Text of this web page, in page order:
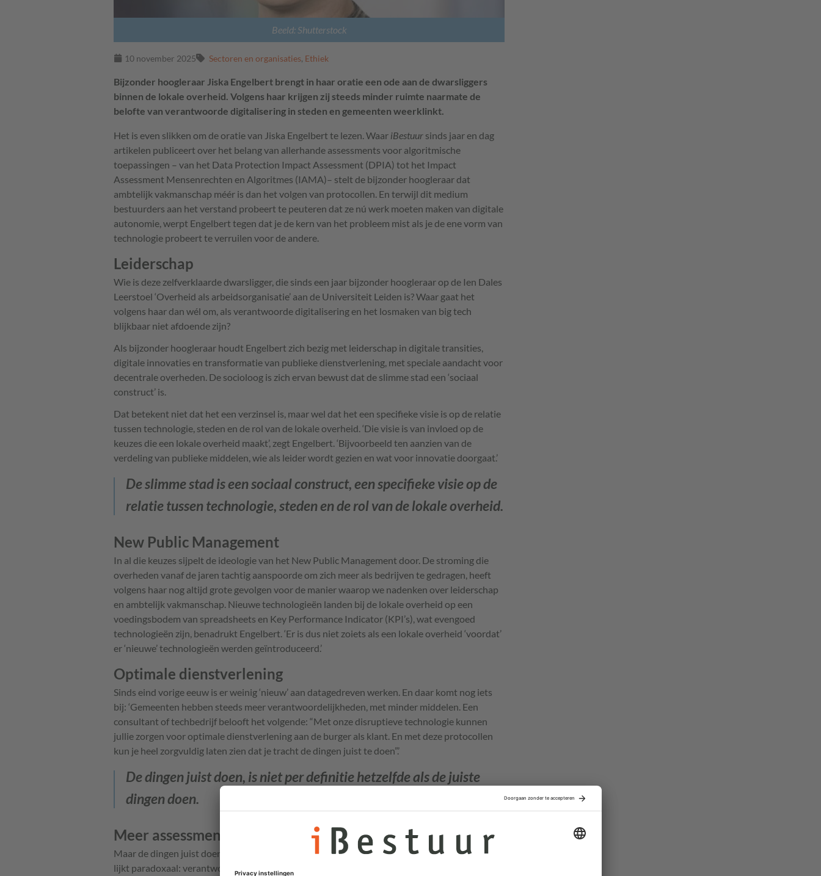
Beeld: Shutterstock
10 november 2025 Sectoren en organisaties, Ethiek
Bijzonder hoogleraar Jiska Engelbert brengt in haar oratie een ode aan de dwarsliggers
binnen de lokale overheid. Volgens haar krijgen zij steeds minder ruimte naarmate de
belofte van verantwoorde digitalisering in steden en gemeenten weerklinkt.
Het is even slikken om de oratie van Jiska Engelbert te lezen. Waar iBestuur sinds jaar en dag
artikelen publiceert over het belang van allerhande assessments voor algoritmische
toepassingen – van het Data Protection Impact Assessment (DPIA) tot het Impact
Assessment Mensenrechten en Algoritmes (IAMA)– stelt de bijzonder hoogleraar dat
ambtelijk vakmanschap méér is dan het volgen van protocollen. En terwijl dit medium
bestuurders aan het verstand probeert te peuteren dat ze nú werk moeten maken van digitale
autonomie, werpt Engelbert tegen dat je de kern van het probleem mist als je de ene vorm van
technologie probeert te verruilen voor de andere.
Leiderschap
Wie is deze zelfverklaarde dwarsligger, die sinds een jaar bijzonder hoogleraar op de Ien Dales
Leerstoel ‘Overheid als arbeidsorganisatie’ aan de Universiteit Leiden is? Waar gaat het
volgens haar dan wél om, als verantwoorde digitalisering en het losmaken van big tech
blijkbaar niet afdoende zijn?
Als bijzonder hoogleraar houdt Engelbert zich bezig met leiderschap in digitale transities,
digitale innovaties en transformatie van publieke dienstverlening, met speciale aandacht voor
decentrale overheden. De socioloog is zich ervan bewust dat de slimme stad een ‘sociaal
construct’ is.
Dat betekent niet dat het een verzinsel is, maar wel dat het een specifieke visie is op de relatie
tussen technologie, steden en de rol van de lokale overheid. ‘Die visie is van invloed op de
keuzes die een lokale overheid maakt’, zegt Engelbert. ‘Bijvoorbeeld ten aanzien van de
verdeling van publieke middelen, wie als leider wordt gezien en wat voor innovatie doorgaat.’
De slimme stad is een sociaal construct, een specifieke visie op de
relatie tussen technologie, steden en de rol van de lokale overheid.
New Public Management
In al die keuzes sijpelt de ideologie van het New Public Management door. De stroming die
overheden vanaf de jaren tachtig aanspoorde om zich meer als bedrijven te gedragen, heeft
volgens haar nog altijd grote gevolgen voor de manier waarop we nadenken over leiderschap
en ambtelijk vakmanschap. Nieuwe technologieën landen bij de lokale overheid op een
voedingsbodem van spreadsheets en Key Performance Indicator (KPI’s), wat evengoed
technologieën zijn, benadrukt Engelbert. ‘Er is dus niet zoiets als een lokale overheid ‘voordat’
er ‘nieuwe’ technologieën werden geïntroduceerd.’
Optimale dienstverlening
Sinds eind vorige eeuw is er weinig ‘nieuw’ aan datagedreven werken. En daar komt nog iets
bij: ‘Gemeenten hebben steeds meer verantwoordelijkheden, met minder middelen. Een
consultant of techbedrijf belooft het volgende: “Met onze disruptieve technologie kunnen
jullie zorgen voor optimale dienstverlening aan de burger als klant. En met deze protocollen
kun je heel zorgvuldig laten zien dat je tracht de dingen juist te doen”.’
De dingen juist doen, is niet per definitie hetzelfde als de juiste
dingen doen.
Meer assessments
Maar de dingen juist doen, is niet per definitie hetzelfde als de juiste dingen doen, zegt ze. Het
lijkt paradoxaal: verantwoorde digitalisering betekent dat er wordt gedigitaliseerd met